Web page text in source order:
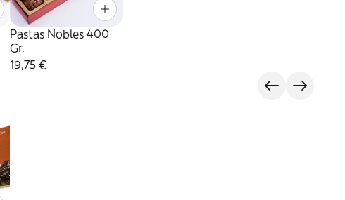
Pastas Nobles 400
Gr.
19,75 €